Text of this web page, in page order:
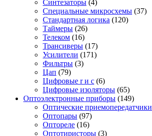
Синтезаторы (4)
Специальные микросхемы (37)
Стандартная логика (120)
Таймеры (26)
Телеком (16)
Трансиверы (17)
Усилители (171)
Фильтры (3)
Цап (79)
Цифровые r и c (6)
Цифровые изоляторы (65)
Оптоэлектронные приборы (149)
Оптические приемопередатчики
Оптопары (97)
Оптореле (16)
Оптотиристоры (3)